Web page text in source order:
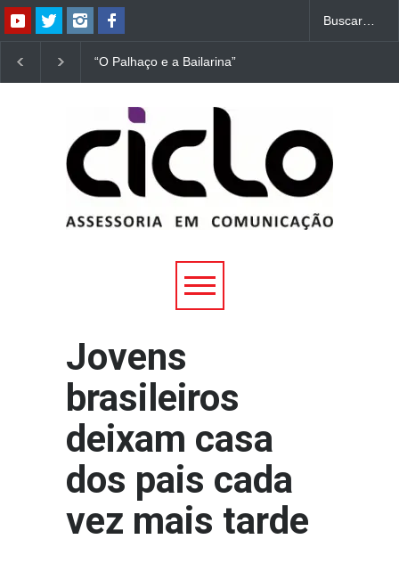
“O Palhaço e a Bailarina”
estreia hoje (1º) em
Uberlândia
Uberlândia
Jovens
brasileiros
deixam casa
dos pais cada
vez mais tarde